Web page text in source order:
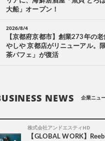
大船」オープン！
2026/8/4
【京都府京都市】創業273年の老
やしや 京都店がリニューアル。
茶パフェ」が復活
NEWS 企業ニュ
株式会社アンドエスティHD
【GLOBAL WORK】